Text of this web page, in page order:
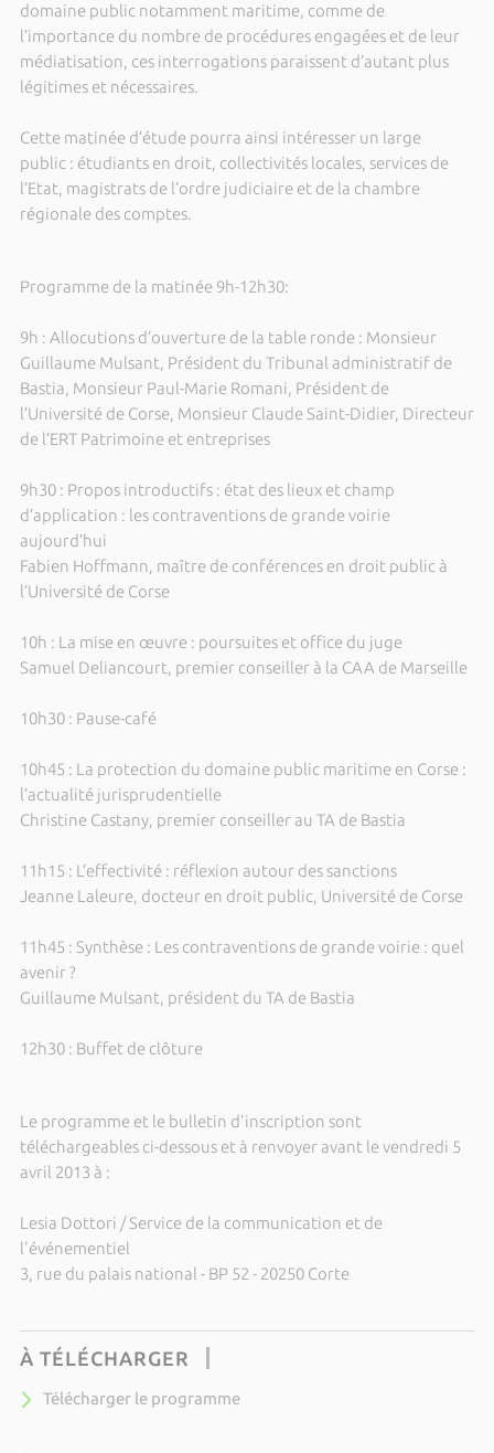
domaine public notamment maritime, comme de
l’importance du nombre de procédures engagées et de leur
médiatisation, ces interrogations paraissent d’autant plus
légitimes et nécessaires.
Cette matinée d’étude pourra ainsi intéresser un large
public : étudiants en droit, collectivités locales, services de
l’Etat, magistrats de l’ordre judiciaire et de la chambre
régionale des comptes.
Programme de la matinée 9h-12h30:
9h : Allocutions d’ouverture de la table ronde : Monsieur
Guillaume Mulsant, Président du Tribunal administratif de
Bastia, Monsieur Paul-Marie Romani, Président de
l’Université de Corse, Monsieur Claude Saint-Didier, Directeur
de l’ERT Patrimoine et entreprises
9h30 : Propos introductifs : état des lieux et champ
d’application : les contraventions de grande voirie
aujourd’hui
Fabien Hoffmann, maître de conférences en droit public à
l’Université de Corse
10h : La mise en œuvre : poursuites et office du juge
Samuel Deliancourt, premier conseiller à la CAA de Marseille
10h30 : Pause-café
10h45 : La protection du domaine public maritime en Corse :
l’actualité jurisprudentielle
Christine Castany, premier conseiller au TA de Bastia
11h15 : L’effectivité : réflexion autour des sanctions
Jeanne Laleure, docteur en droit public, Université de Corse
11h45 : Synthèse : Les contraventions de grande voirie : quel
avenir ?
Guillaume Mulsant, président du TA de Bastia
12h30 : Buffet de clôture
Le programme et le bulletin d'inscription sont
téléchargeables ci-dessous et à renvoyer avant le vendredi 5
avril 2013 à :
Lesia Dottori / Service de la communication et de
l'événementiel
3, rue du palais national - BP 52 - 20250 Corte
À TÉLÉCHARGER
Télécharger le programme